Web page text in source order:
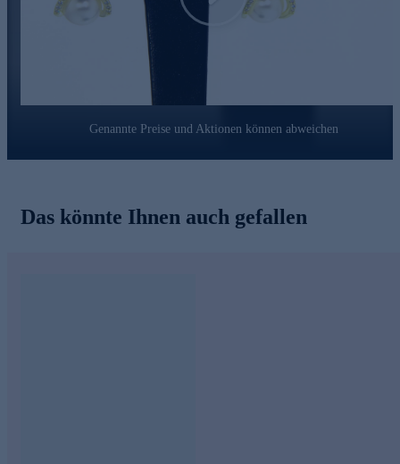
Freuen Sie sich auf zeitlose Eleganz mit Funkelzauber -
Ohrstecker gleich hier online bestellen.
Genannte Preise und Aktionen können abweichen
Das könnte Ihnen auch gefallen